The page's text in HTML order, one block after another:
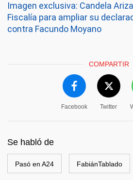
Imagen exclusiva: Candela
Fiscalía para ampliar su
contra Facundo Moyano
COMPARTIR
Facebook Twitter
Se habló de
Pasó en A24 FabiánTablado